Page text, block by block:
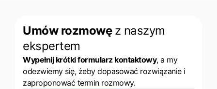
Umów rozmowę z naszym
ekspertem
Wypełnij krótki formularz kontaktowy, a my
odezwiemy się, żeby dopasować rozwiązanie i
zaproponować termin rozmowy.